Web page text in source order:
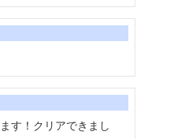
す！クリアできまし